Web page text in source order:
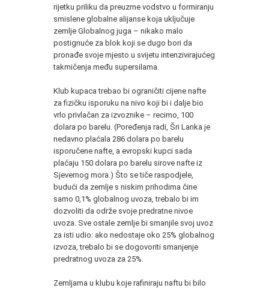
rijetku priliku da preuzme vodstvo u formiranju
smislene globalne alijanse koja uključuje
zemlje Globalnog juga – nikako malo
postignuće za blok koji se dugo bori da
pronađe svoje mjesto u svijetu intenzivirajućeg
takmičenja među supersilama.
Klub kupaca trebao bi ograničiti cijene nafte
za fizičku isporuku na nivo koji bi i dalje bio
vrlo privlačan za izvoznike – recimo, 100
dolara po barelu. (Poređenja radi, Šri Lanka je
nedavno plaćala 286 dolara po barelu
isporučene nafte, a evropski kupci sada
plaćaju 150 dolara po barelu sirove nafte iz
Sjevernog mora.) Što se tiče raspodjele,
budući da zemlje s niskim prihodima čine
samo 0,1% globalnog uvoza, trebalo bi im
dozvoliti da održe svoje predratne nivoe
uvoza. Sve ostale zemlje bi smanjile svoj uvoz
za isti udio: ako nedostaje oko 25% globalnog
izvoza, trebalo bi se dogovoriti smanjenje
predratnog uvoza za 25%.
Zemljama u klubu koje rafiniraju naftu bi bilo